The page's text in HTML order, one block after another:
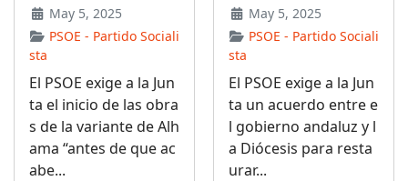
May 5, 2025
PSOE - Partido Sociali
sta
El PSOE exige a la Jun
ta el inicio de las obra
s de la variante de Alh
ama “antes de que ac
abe...
May 5, 2025
PSOE - Partido Sociali
sta
El PSOE exige a la Jun
ta un acuerdo entre e
l gobierno andaluz y l
a Diócesis para resta
urar...